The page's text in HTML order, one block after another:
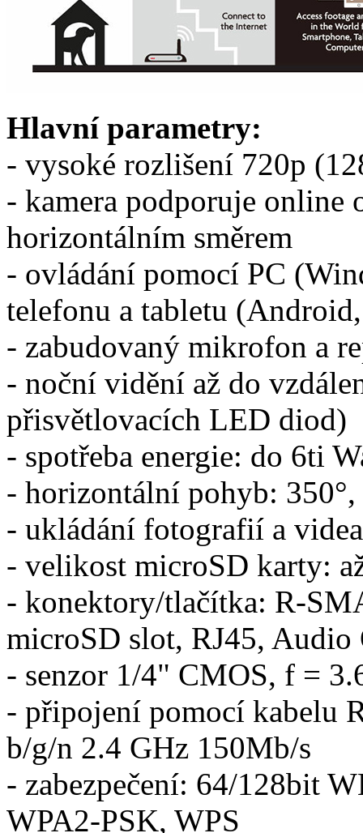
Hlavní parametry:
- vysoké rozlišení 720p
- kamera podporuje online
horizontálním směrem
- ovládání pomocí PC
telefonu a tabletu
- zabudovaný mikrofon a
- noční vidění až do
přisvětlovacích LED diod)
- spotřeba energie: do 6ti
- horizontální pohyb:
- ukládání fotografií a
- velikost microSD karty:
- konektory/tlačítka: R-
microSD slot, RJ45, Audio
- senzor 1/4" CMOS, f =
- připojení pomocí kabelu
b/g/n 2.4 GHz 150Mb/s
- zabezpečení: 64/128bit
WPA2-PSK, WPS